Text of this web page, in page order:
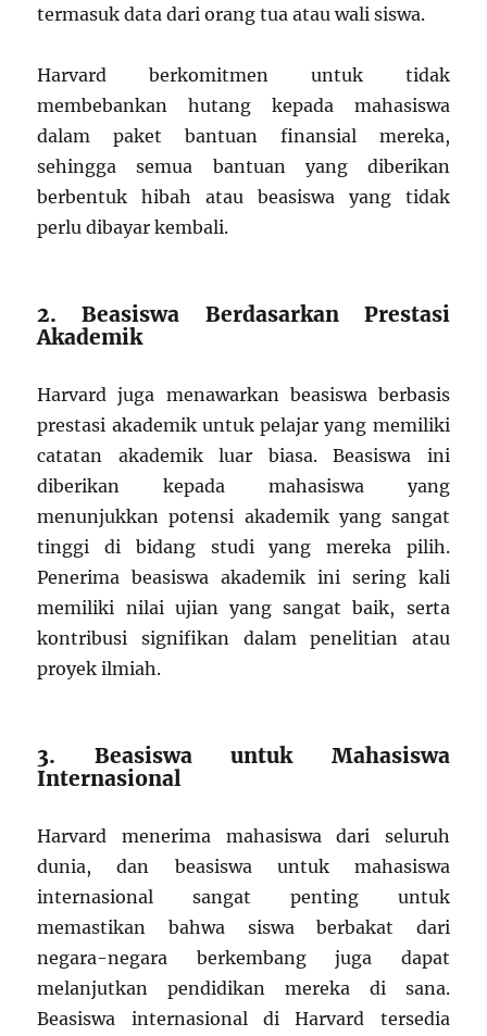
termasuk data dari orang tua atau wali siswa.
Harvard berkomitmen untuk tidak
membebankan hutang kepada mahasiswa
dalam paket bantuan finansial mereka,
sehingga semua bantuan yang diberikan
berbentuk hibah atau beasiswa yang tidak
perlu dibayar kembali.
2. Beasiswa Berdasarkan Prestasi
Akademik
Harvard juga menawarkan beasiswa berbasis
prestasi akademik untuk pelajar yang memiliki
catatan akademik luar biasa. Beasiswa ini
diberikan kepada mahasiswa yang
menunjukkan potensi akademik yang sangat
tinggi di bidang studi yang mereka pilih.
Penerima beasiswa akademik ini sering kali
memiliki nilai ujian yang sangat baik, serta
kontribusi signifikan dalam penelitian atau
proyek ilmiah.
3. Beasiswa untuk Mahasiswa
Internasional
Harvard menerima mahasiswa dari seluruh
dunia, dan beasiswa untuk mahasiswa
internasional sangat penting untuk
memastikan bahwa siswa berbakat dari
negara-negara berkembang juga dapat
melanjutkan pendidikan mereka di sana.
Beasiswa internasional di Harvard tersedia